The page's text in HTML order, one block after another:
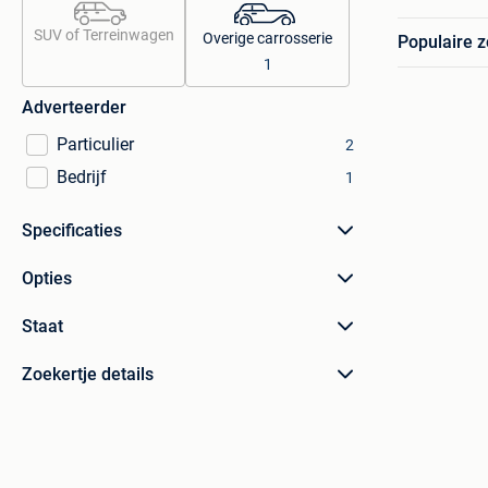
SUV of Terreinwagen
Overige carrosserie
1
Adverteerder
Particulier
2
Bedrijf 1
Specificaties
Opties
Staat
Zoekertje details
Populaire